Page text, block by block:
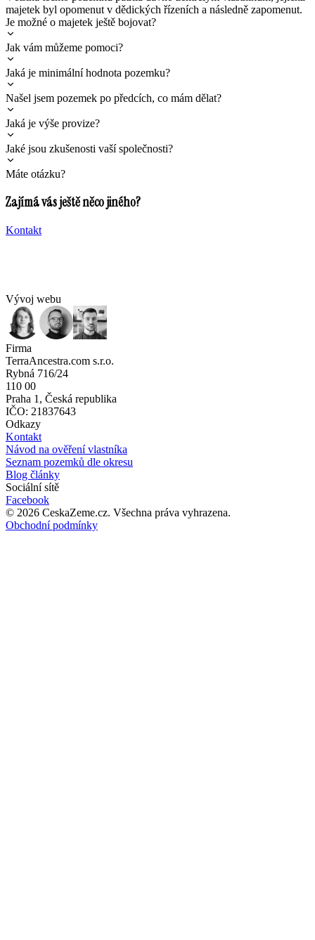
majetek byl opomenut v dědických řízeních a následně zapomenut.
Je možné o majetek ještě bojovat?
Jak vám můžeme pomoci?
Jaká je minimální hodnota pozemku?
Našel jsem pozemek po předcích, co mám dělat?
Jaká je výše provize?
Jaké jsou zkušenosti vaší společnosti?
Máte otázku?
Zajímá vás ještě něco jiného?
Kontakt
Vývoj webu
Firma
TerraAncestra.com s.r.o.
Rybná 716/24
110 00
Praha 1, Česká republika
IČO: 21837643
Odkazy
Kontakt
Návod na ověření vlastníka
Seznam pozemků dle okresu
Blog články
Sociální sítě
Facebook
© 2026 CeskaZeme.cz. Všechna práva vyhrazena.
Obchodní podmínky